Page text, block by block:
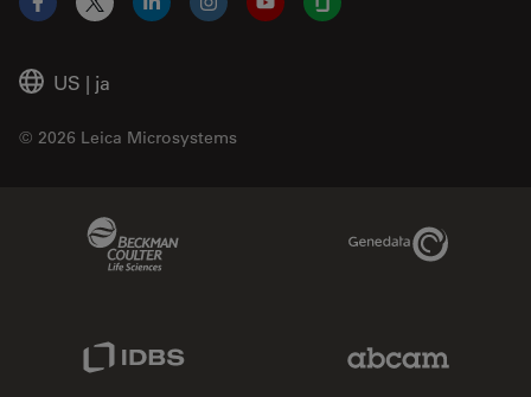
US | ja
© 2026 Leica Microsystems
Facebook
X LinkedInInstagramYouTubeGlassdoor
Genedata Link